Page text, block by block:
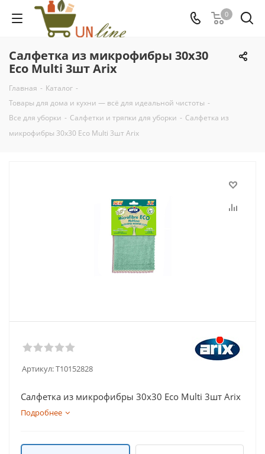
0
Салфетка из микрофибры 30х30
Eco Multi 3шт Arix
Главная - Каталог -
Товары для дома и кухни — всё для идеальной чистоты -
Все для уборки - Салфетки и тряпки для уборки - Салфетка из
микрофибры 30х30 Eco Multi 3шт Arix
Артикул:T10152828
Салфетка из микрофибры 30х30 Eco Multi 3шт Arix
Подробнее